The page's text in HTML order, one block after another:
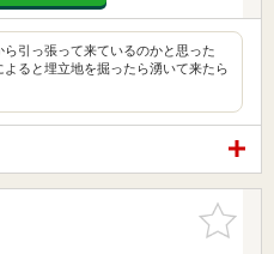
引っ張って来ているのかと思った
よると埋立地を掘ったら湧いて来たら
お気に入
りに追加